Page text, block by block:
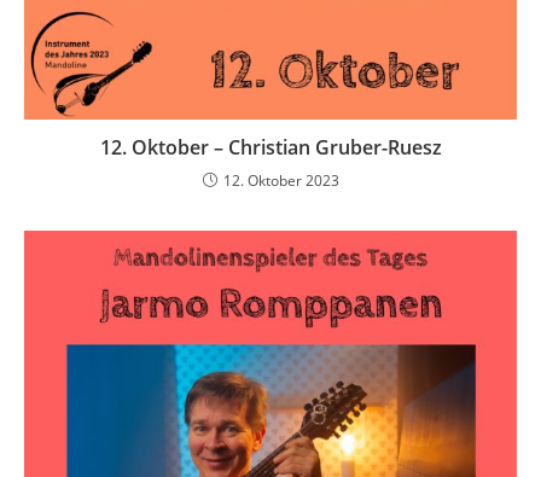
12. Oktober – Christian Gruber-Ruesz
12. Oktober 2023